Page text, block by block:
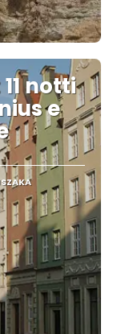
notti
e